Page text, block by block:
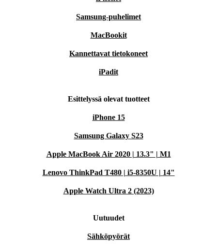
Samsung-puhelimet
MacBookit
Kannettavat tietokoneet
iPadit
Esittelyssä olevat tuotteet
iPhone 15
Samsung Galaxy S23
Apple MacBook Air 2020 | 13.3" | M1
Lenovo ThinkPad T480 | i5-8350U | 14"
Apple Watch Ultra 2 (2023)
Uutuudet
Sähköpyörät